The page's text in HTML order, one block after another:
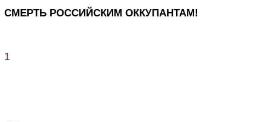
СМЕРТЬ РОССИЙСКИМ ОККУПАНТАМ!
1